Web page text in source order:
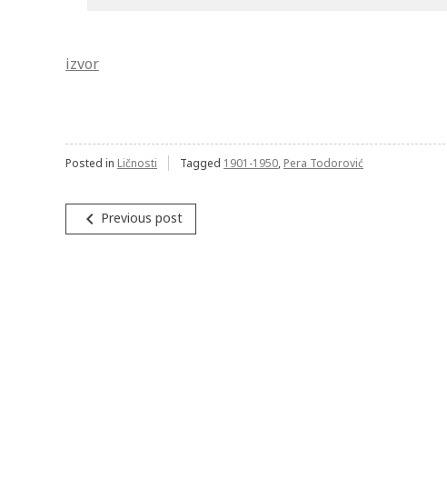
izvor
Posted in Ličnosti Tagged 1901-1950, Pera Todorović
Post
navigation
navigate_before Previous post